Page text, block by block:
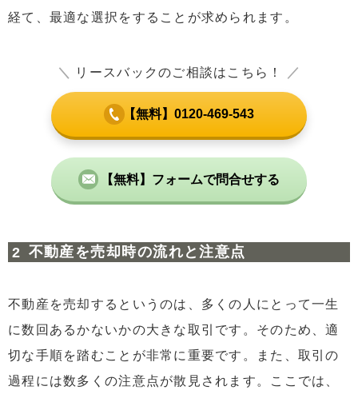
経て、最適な選択をすることが求められます。
＼ リースバックのご相談はこちら！ ／
【無料】0120-469-543
【無料】フォームで問合せする
不動産を売却時の流れと注意点
不動産を売却するというのは、多くの人にとって一生
に数回あるかないかの大きな取引です。そのため、適
切な手順を踏むことが非常に重要です。また、取引の
過程には数多くの注意点が散見されます。ここでは、